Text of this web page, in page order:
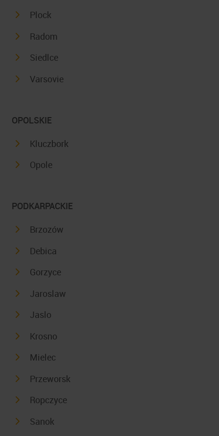
Plock
Radom
Siedlce
Varsovie
OPOLSKIE
Kluczbork
Opole
PODKARPACKIE
Brzozów
Debica
Gorzyce
Jaroslaw
Jaslo
Krosno
Mielec
Przeworsk
Ropczyce
Sanok